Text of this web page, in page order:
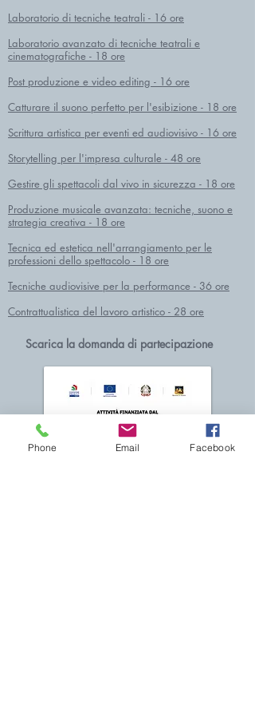
Laboratorio di tecniche teatrali - 16 ore
Laboratorio avanzato di tecniche teatrali e
cinematografiche - 18 ore
Post produzione e video editing - 16 ore
Catturare il suono perfetto per l'esibizione - 18 ore
Scrittura artistica per eventi ed audiovisivo - 16 ore
Storytelling per l'impresa culturale - 48 ore
Gestire gli spettacoli dal vivo in sicurezza - 18 ore
Produzione musicale avanzata: tecniche, suono e
strategia creativa - 18 ore
Tecnica ed estetica nell'arrangiamento per le
professioni dello spettacolo - 18 ore
Tecniche audiovisive per la performance - 36 ore
Contrattualistica del lavoro artistico - 28 ore
Scarica la domanda di partecipazione
Phone Email Facebook